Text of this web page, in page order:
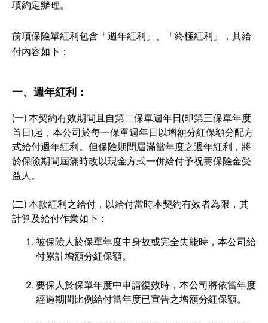
項約定辦理。
前項保險單紅利包含「週年紅利」、「終極紅利」，其給
付內容如下：
一、週年紅利：
(一) 本契約有效期間且自第二保單週年日(即第三保單年度
首日)起，本公司於每一保單週年日以增額分紅保額分配方
式給付週年紅利。但保險期間屆滿當年度之週年紅利，將
於保險期間屆滿時改以現金方式一併給付予祝壽保險金受
益人。
(二) 本款紅利之給付，以給付當時本契約有效者為限，其
計算及給付作業如下：
被保險人於保單年度中身故或完全失能時，本公司給
付累計增額分紅保額。
要保人於保單年度中申請復效時，本公司將依當年度
經過期間比例給付當年度已宣告之增額分紅保額。